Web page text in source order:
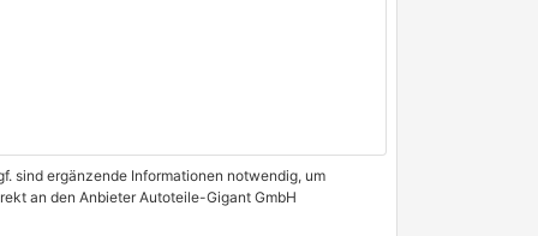
sind ergänzende Informationen notwendig, um
an den Anbieter Autoteile-Gigant GmbH